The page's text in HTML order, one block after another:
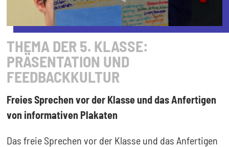
THEMA DER 5. KLASSE:
PRÄSENTATION UND
FEEDBACKKULTUR
Freies Sprechen vor der Klasse und das Anfertigen
von informativen Plakaten
Das freie Sprechen vor der Klasse und das Anfertigen